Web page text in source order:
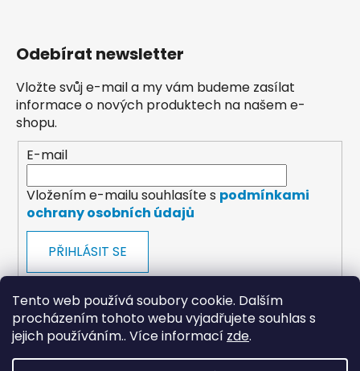
Tento web používá soubory cookie. Dalším
procházením tohoto webu vyjadřujete souhlas s
jejich používáním.. Více informací zde.
Odebírat newsletter
Vložte svůj e-mail a my vám budeme zasílat
informace o nových produktech na našem e-
shopu.
E-mail
Vložením e-mailu souhlasíte s podmínkami
ochrany osobních údajů
PŘIHLÁSIT SE
payments